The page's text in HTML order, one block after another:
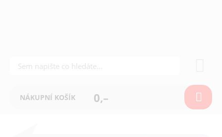
NÁKUPNÍ KOŠÍK 0,–